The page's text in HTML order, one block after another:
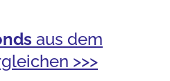
aus dem
>>>